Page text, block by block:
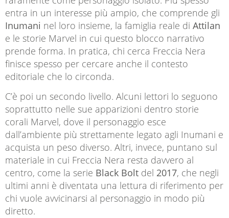
entra in un interesse più ampio, che comprende gli
Inumani nel loro insieme, la famiglia reale di Attilan
e le storie Marvel in cui questo blocco narrativo
prende forma. In pratica, chi cerca Freccia Nera
finisce spesso per cercare anche il contesto
editoriale che lo circonda.
C’è poi un secondo livello. Alcuni lettori lo seguono
soprattutto nelle sue apparizioni dentro storie
corali Marvel, dove il personaggio esce
dall’ambiente più strettamente legato agli Inumani e
acquista un peso diverso. Altri, invece, puntano sul
materiale in cui Freccia Nera resta davvero al
centro, come la serie Black Bolt del 2017, che negli
ultimi anni è diventata una lettura di riferimento per
chi vuole avvicinarsi al personaggio in modo più
diretto.